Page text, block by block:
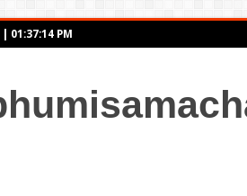
01:37:14 PM